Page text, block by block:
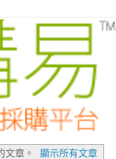
文章。 顯示所有文章